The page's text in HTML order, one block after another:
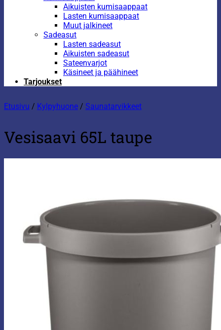
Aikuisten kumisaappaat
Lasten kumisaappaat
Muut jalkineet
Sadeasut
Lasten sadeasut
Aikuisten sadeasut
Sateenvarjot
Käsineet ja päähineet
Tarjoukset
Etusivu / Kylpyhuone / Saunatarvikkeet
Vesisaavi 65L taupe